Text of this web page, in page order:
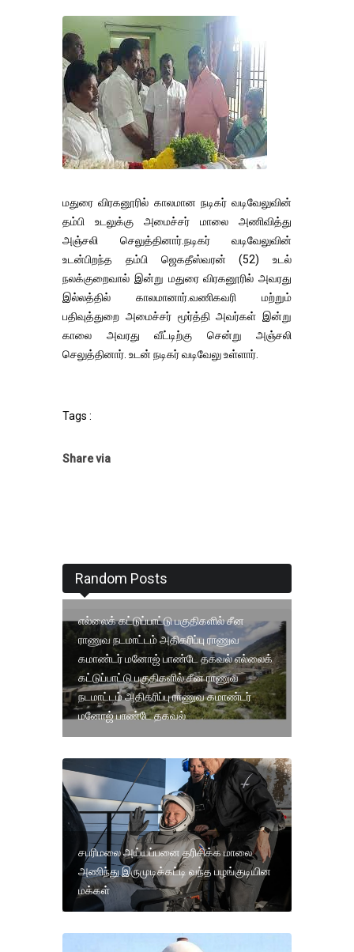
மதுரை விரகனூரில் காலமான நடிகர் வடிவேலுவின்
தம்பி உடலுக்கு அமைச்சர் மாலை அணிவித்து
அஞ்சலி செலுத்தினார்.நடிகர் வடிவேலுவின்
உடன்பிறந்த தம்பி ஜெகதீஸ்வரன் (52) உடல்
நலக்குறைவால் இன்று மதுரை விரகனூரில் அவரது
இல்லத்தில் காலமானார்.வணிகவரி மற்றும்
பதிவுத்துறை அமைச்சர் மூர்த்தி அவர்கள் இன்று
காலை அவரது வீட்டிற்கு சென்று அஞ்சலி
செலுத்தினார். உடன் நடிகர் வடிவேலு உள்ளார்.
Tags :
Share via
Random Posts
எல்லைக் கட்டுப்பாட்டு பகுதிகளில் சீன
ராணுவ நடமாட்டம் அதிகரிப்பு ராணுவ
கமாண்டர் மனோஜ் பாண்டே தகவல் எல்லைக்
கட்டுப்பாட்டு பகுதிகளில் சீன ராணுவ
நடமாட்டம் அதிகரிப்பு ராணுவ கமாண்டர்
மனோஜ் பாண்டே தகவல்
சபரிமலை அய்யப்பனை தரிசிக்க மாலை
அணிந்து இருமுடிக்கட்டி வந்த பழங்குடியின
மக்கள்